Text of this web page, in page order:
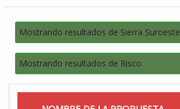
Mostrando resultados de Sierra Suroeste
Mostrando resultados de Risco